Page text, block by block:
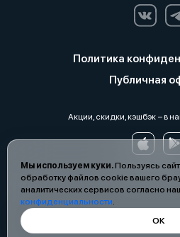
Мы используем куки.Пользуясь
обработку файлов cookie вашего
аналитических сервисов согласно
конфиденциальности.
ОК
Политика
Публичная
Акции, скидки, кэшбэк − в